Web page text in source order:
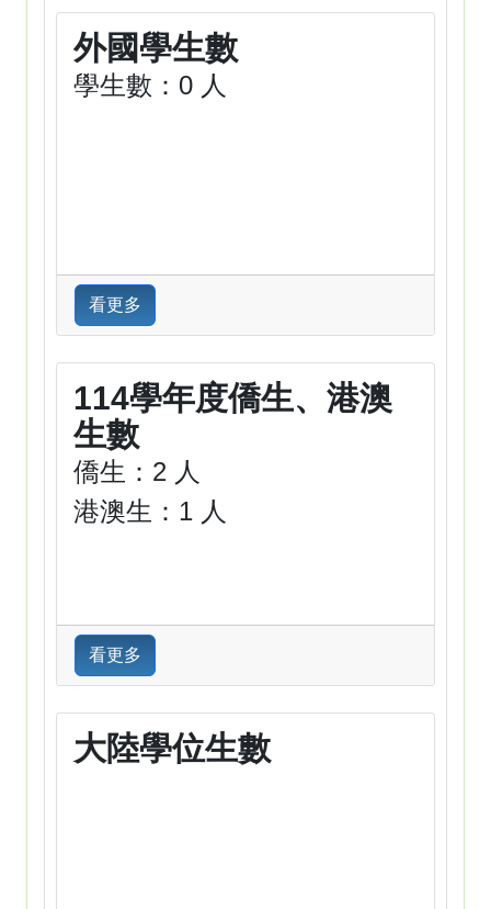
外國學生數
學生數：0 人
看更多
114學年度僑生、港澳
生數
僑生：2 人
港澳生：1 人
看更多
大陸學位生數